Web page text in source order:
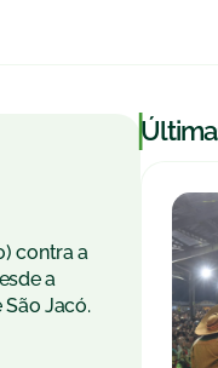
contra a
a
Jacó.
|